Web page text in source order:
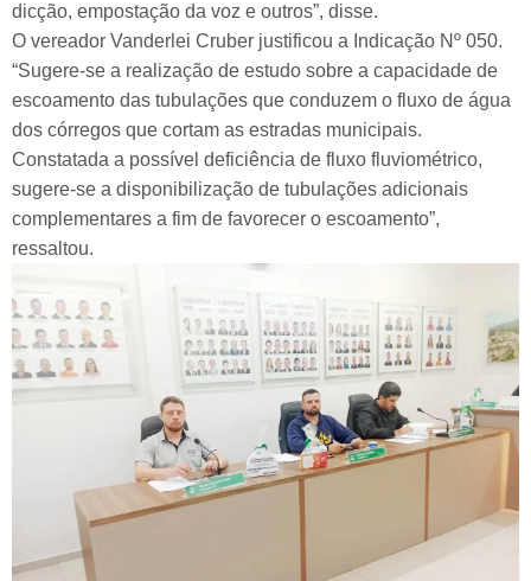
dicção, empostação da voz e outros”, disse.
O vereador Vanderlei Cruber justificou a Indicação Nº 050.
“Sugere-se a realização de estudo sobre a capacidade de
escoamento das tubulações que conduzem o fluxo de água
dos córregos que cortam as estradas municipais.
Constatada a possível deficiência de fluxo fluviométrico,
sugere-se a disponibilização de tubulações adicionais
complementares a fim de favorecer o escoamento”,
ressaltou.